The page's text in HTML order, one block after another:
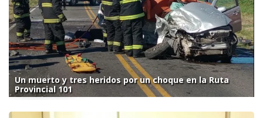
Un muerto y tres heridos por un choque en la Ruta
Provincial 101